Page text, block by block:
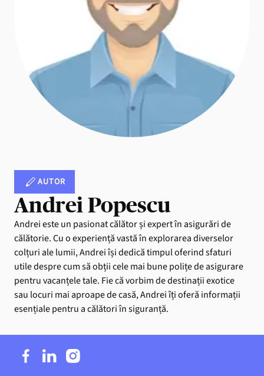
AUTOR
Andrei Popescu
Andrei este un pasionat călător și expert în asigurări de
călătorie. Cu o experiență vastă în explorarea diverselor
colțuri ale lumii, Andrei își dedică timpul oferind sfaturi
utile despre cum să obții cele mai bune polițe de asigurare
pentru vacanțele tale. Fie că vorbim de destinații exotice
sau locuri mai aproape de casă, Andrei îți oferă informații
esențiale pentru a călători în siguranță.